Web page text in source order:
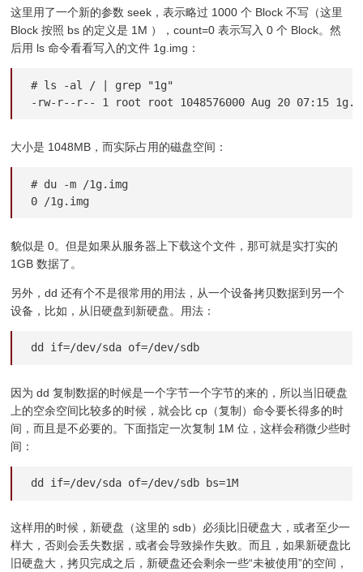
这里用了一个新的参数 seek，表示略过 1000 个 Block 不写（这里
Block 按照 bs 的定义是 1M ），count=0 表示写入 0 个 Block。然
后用 ls 命令看看写入的文件 1g.img：
# ls -al / | grep "1g"
-rw-r--r-- 1 root root 1048576000 Aug 20 07:15
大小是 1048MB，而实际占用的磁盘空间：
# du -m /1g.img
0 /1g.img
貌似是 0。但是如果从服务器上下载这个文件，那可就是实打实的
1GB 数据了。
另外，dd 还有个不是很常用的用法，从一个设备拷贝数据到另一个
设备，比如，从旧硬盘到新硬盘。用法：
dd if=/dev/sda of=/dev/sdb
因为 dd 复制数据的时候是一个字节一个字节的来的，所以当旧硬盘
上的空余空间比较多的时候，就会比 cp（复制）命令要长得多的时
间，而且是不必要的。下面指定一次复制 1M 位，这样会稍微少些时
间：
dd if=/dev/sda of=/dev/sdb bs=1M
这样用的时候，新硬盘（这里的 sdb）必须比旧硬盘大，或者至少一
样大，否则会丢失数据，或者会导致操作失败。而且，如果新硬盘比
旧硬盘大，拷贝完成之后，新硬盘还会剩余一些“未被使用”的空间，